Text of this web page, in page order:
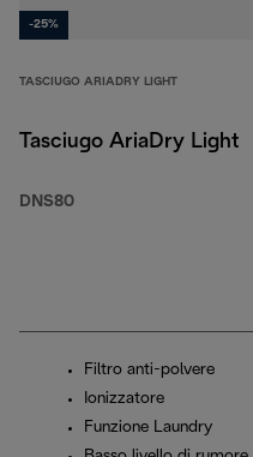
-25%
TASCIUGO ARIADRY LIGHT
Tasciugo AriaDry Light
DNS80
Filtro anti-polvere
Ionizzatore
Funzione Laundry